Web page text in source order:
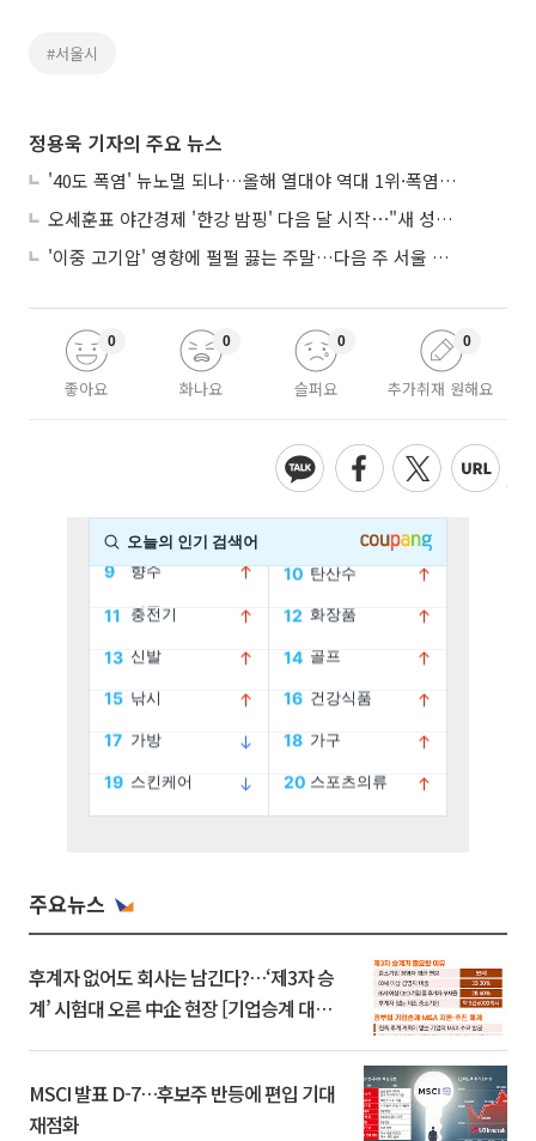
#서울시
정용욱 기자의 주요 뉴스
'40도 폭염' 뉴노멀 되나…올해 열대야 역대 1위·폭염일수 평년 3배 넘어
오세훈표 야간경제 '한강 밤핑' 다음 달 시작⋯"새 성장동력 만들 것"
'이중 고기압' 영향에 펄펄 끓는 주말…다음 주 서울 포함 서쪽이 더 덥다
좋아요
0
화나요
0
슬퍼요
0
추가취재 원해요
0
주요뉴스
후계자 없어도 회사는 남긴다?…‘제3자 승
계’ 시험대 오른 中企 현장 [기업승계 대전
MSCI 발표 D-7…후보주 반등에 편입 기대
재점화